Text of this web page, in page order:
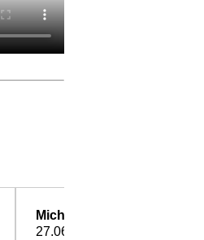
Michael T.
27.06.2026